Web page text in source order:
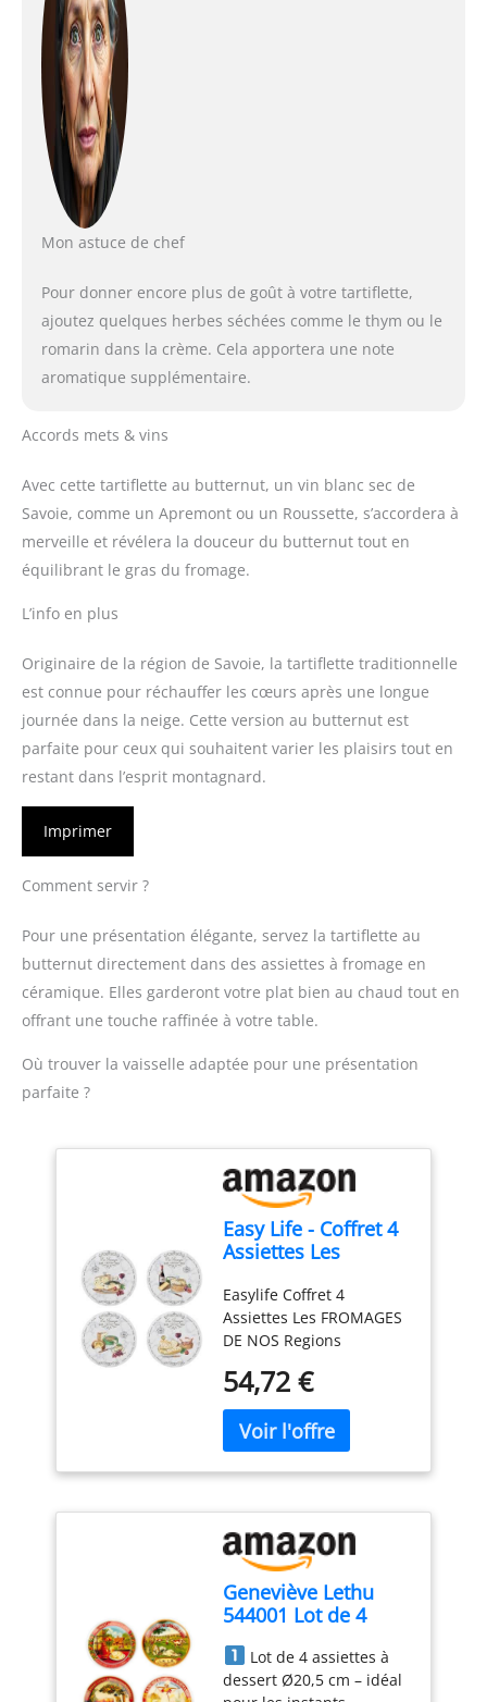
Mon astuce de chef
Pour donner encore plus de goût à votre tartiflette,
ajoutez quelques herbes séchées comme le thym ou le
romarin dans la crème. Cela apportera une note
aromatique supplémentaire.
Accords mets & vins
Avec cette tartiflette au butternut, un vin blanc sec de
Savoie, comme un Apremont ou un Roussette, s’accordera à
merveille et révélera la douceur du butternut tout en
équilibrant le gras du fromage.
L’info en plus
Originaire de la région de Savoie, la tartiflette traditionnelle
est connue pour réchauffer les cœurs après une longue
journée dans la neige. Cette version au butternut est
parfaite pour ceux qui souhaitent varier les plaisirs tout en
restant dans l’esprit montagnard.
Imprimer
Comment servir ?
Pour une présentation élégante, servez la tartiflette au
butternut directement dans des assiettes à fromage en
céramique. Elles garderont votre plat bien au chaud tout en
offrant une touche raffinée à votre table.
Où trouver la vaisselle adaptée pour une présentation
parfaite ?
Easy Life - Coffret 4
Assiettes Les
Regions - EASYLIFE
Easylife Coffret 4
Assiettes Les FROMAGES
DE NOS Regions
Life
54,72 €
Geneviève Lethu
544001 Lot de 4
Ø20,5 cm en
Porcelaine – Motifs
Lot de 4 assiettes à
dessert Ø20,5 cm – idéal